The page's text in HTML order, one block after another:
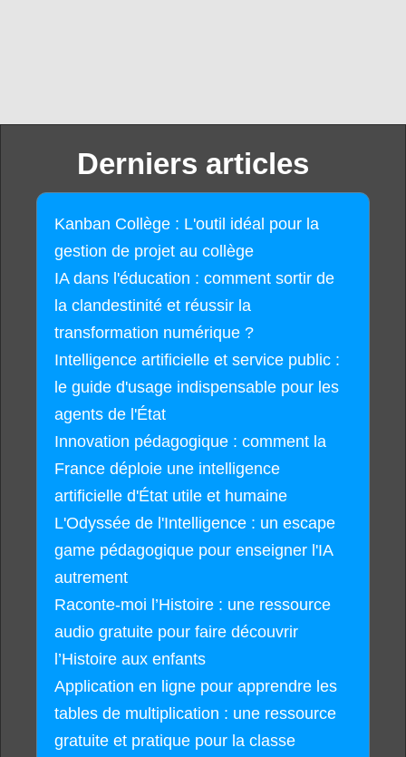
Derniers articles
Kanban Collège : L'outil idéal pour la
gestion de projet au collège
IA dans l'éducation : comment sortir de
la clandestinité et réussir la
transformation numérique ?
Intelligence artificielle et service public :
le guide d'usage indispensable pour les
agents de l'État
Innovation pédagogique : comment la
France déploie une intelligence
artificielle d'État utile et humaine
L'Odyssée de l'Intelligence : un escape
game pédagogique pour enseigner l'IA
autrement
Raconte-moi l’Histoire : une ressource
audio gratuite pour faire découvrir
l’Histoire aux enfants
Application en ligne pour apprendre les
tables de multiplication : une ressource
gratuite et pratique pour la classe